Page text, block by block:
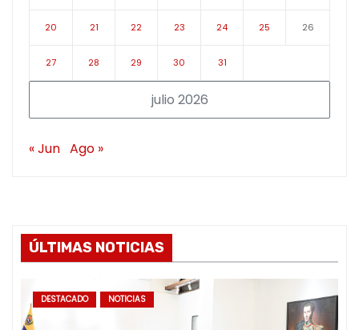
julio 2026
20 21 22 23 24 25 26
27 28 29 30 31
« Jun Ago »
ÚLTIMAS NOTICIAS
DESTACADO NOTICIAS